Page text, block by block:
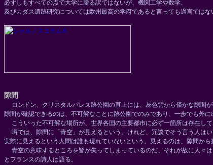
必ずしもすべての点で大学に勝る訳ではないが、機関工学や数学、
及びカダス遺跡研究については欧州最高の学府であると言っても過言ではな
隙間
ロンドン、クリスタルパレス跡公園の直上には、灰色雲から僅かな隙間が
隙間が確認できるのは、不可解なことに跡公園でのみであり、一歩でも外に
こういった不可解な場所が、世界各国の主要都市に必ず一箇所は存在して
噂では、隙間に「青空」が見えるという。けれど、冗談でそう言う人はい
実際に見えるという人間は誰も現れていないという。見えるのは、隙間から
青空の意味するところを皆が失ってしまっているのだ、それが故に人々
とフランスの詩人は語る。